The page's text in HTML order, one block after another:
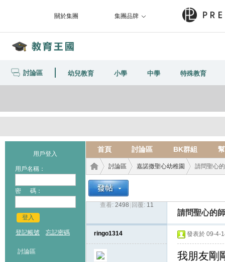
關於集團 集團品牌
討論區 幼兒教育 小學 中學 特殊教育
用戶登入
用戶名稱：
密 碼：
登入
登記帳號 忘記密碼
討論區
首頁 討論區 BK群組
›
討論區
›
嘉諾撒聖心幼稚園
›
請問聖心
查看: 2498 回覆: 11
請問聖心的
ringo1314 發表於 09-4-
我朋友剛